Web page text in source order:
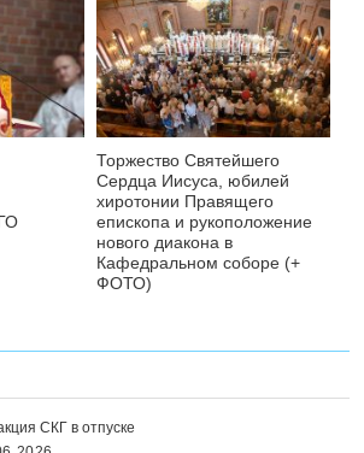
Торжество Святейшего
Сердца Иисуса, юбилей
хиротонии Правящего
епископа и рукоположение
нового диакона в
Кафедральном соборе (+
ФОТО)
СКГ в отпуске